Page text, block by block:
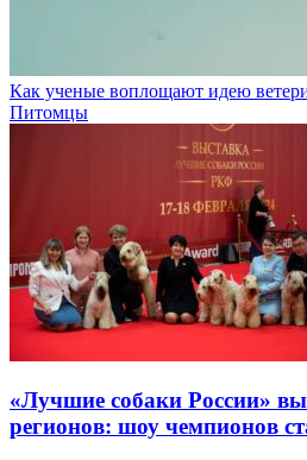
Как ученые воплощают идею
Питомцы
«Лучшие собаки России»
регионов: шоу чемпионов